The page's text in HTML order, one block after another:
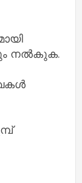
നൽകുക.